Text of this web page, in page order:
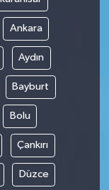
Ankara
Aydın
Bayburt
Bolu
Çankırı
Düzce